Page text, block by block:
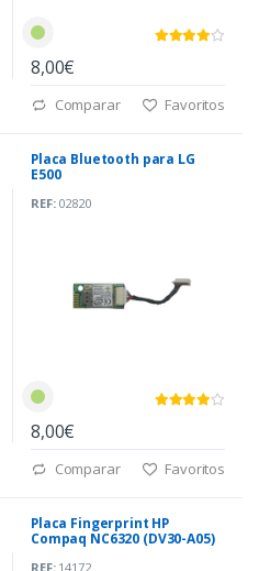
8,00€
Comparar Favoritos
Placa Bluetooth para LG
E500
REF:02820
8,00€
Comparar Favoritos
Placa Fingerprint HP
Compaq NC6320 (DV30-A05)
REF:14172